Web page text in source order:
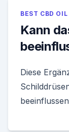
BEST CBD OIL
Kann
Diese